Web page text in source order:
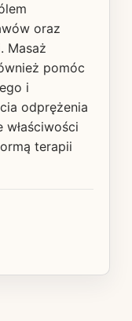
oraz
Masaż
pomóc
i
odprężenia
terapii